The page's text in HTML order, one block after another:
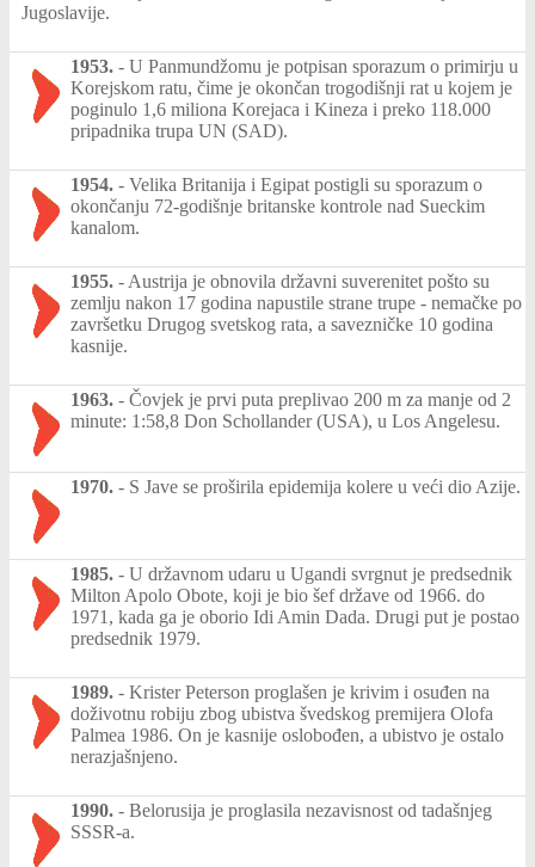
Jugoslavije.
1953. - U Panmundžomu je potpisan sporazum o primirju u
Korejskom ratu, čime je okončan trogodišnji rat u kojem je
poginulo 1,6 miliona Korejaca i Kineza i preko 118.000
pripadnika trupa UN (SAD).
1954. - Velika Britanija i Egipat postigli su sporazum o
okončanju 72-godišnje britanske kontrole nad Sueckim
kanalom.
1955. - Austrija je obnovila državni suverenitet pošto su
zemlju nakon 17 godina napustile strane trupe - nemačke po
završetku Drugog svetskog rata, a savezničke 10 godina
kasnije.
1963. - Čovjek je prvi puta preplivao 200 m za manje od 2
minute: 1:58,8 Don Schollander (USA), u Los Angelesu.
1970. - S Jave se proširila epidemija kolere u veći dio Azije.
1985. - U državnom udaru u Ugandi svrgnut je predsednik
Milton Apolo Obote, koji je bio šef države od 1966. do
1971, kada ga je oborio Idi Amin Dada. Drugi put je postao
predsednik 1979.
1989. - Krister Peterson proglašen je krivim i osuđen na
doživotnu robiju zbog ubistva švedskog premijera Olofa
Palmea 1986. On je kasnije oslobođen, a ubistvo je ostalo
nerazjašnjeno.
1990. - Belorusija je proglasila nezavisnost od tadašnjeg
SSSR-a.